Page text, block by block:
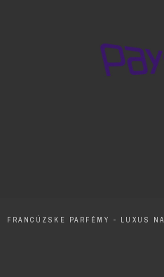
FRANCÚZSKE PARFÉMY - LUXUS